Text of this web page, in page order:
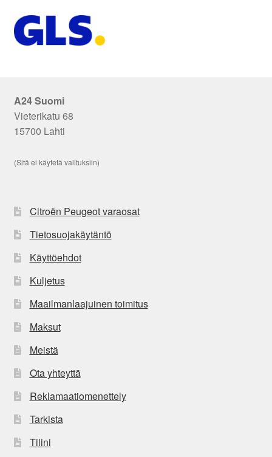
A24 Suomi
Vieterikatu 68
15700 Lahti
(Sitä ei käytetä valituksiin)
Citroën Peugeot varaosat
Tietosuojakäytäntö
Käyttöehdot
Kuljetus
Maailmanlaajuinen toimitus
Maksut
Meistä
Ota yhteyttä
Reklamaatiomenettely
Tarkista
Tilini